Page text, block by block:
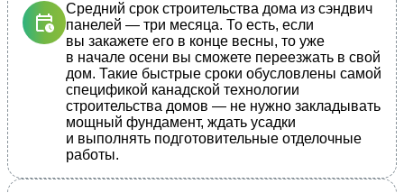
Средний срок строительства дома из сэндвич
панелей — три месяца. То есть, если
вы закажете его в конце весны, то уже
в начале осени вы сможете переезжать в свой
дом. Такие быстрые сроки обусловлены самой
спецификой канадской технологии
строительства домов — не нужно закладывать
мощный фундамент, ждать усадки
и выполнять подготовительные отделочные
работы.